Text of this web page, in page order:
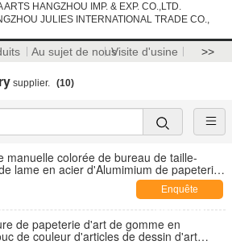
ARTS HANGZHOU IMP. & EXP. CO.,LTD.
JULIES INTERNATIONAL TRADE CO.,
Au sujet de nousVisite d'usine >>
supplier. (10)
manuelle colorée de bureau de taille-
lame en acier d'Alumimium de papeterie
Enquête
maintenant
de papeterie d'art de gomme en
de couleur d'articles de dessin d'art